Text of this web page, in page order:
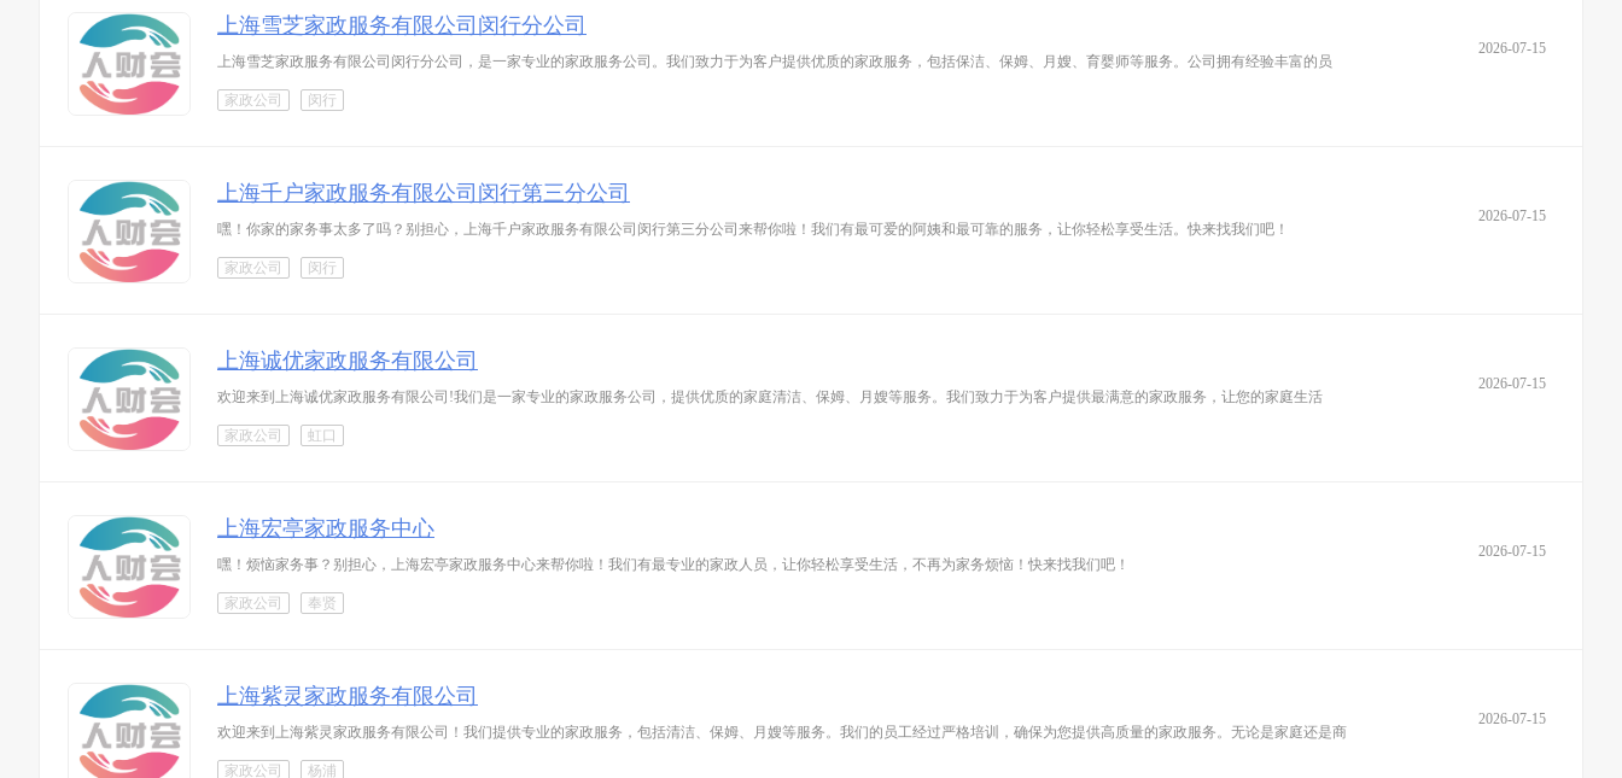
2026-07-15
上海雪芝家政服务有限公司闵行分公司
上海雪芝家政服务有限公司闵行分公司，是一家专业的家政服务公司。我们致力于为客户提供优质的家政服务，包括保洁、保姆、月嫂、育婴师等服务。公司拥有经验丰富的员
家政公司 闵行
2026-07-15
上海千户家政服务有限公司闵行第三分公司
嘿！你家的家务事太多了吗？别担心，上海千户家政服务有限公司闵行第三分公司来帮你啦！我们有最可爱的阿姨和最可靠的服务，让你轻松享受生活。快来找我们吧！
家政公司 闵行
2026-07-15
上海诚优家政服务有限公司
欢迎来到上海诚优家政服务有限公司!我们是一家专业的家政服务公司，提供优质的家庭清洁、保姆、月嫂等服务。我们致力于为客户提供最满意的家政服务，让您的家庭生活
家政公司 虹口
2026-07-15
上海宏亭家政服务中心
嘿！烦恼家务事？别担心，上海宏亭家政服务中心来帮你啦！我们有最专业的家政人员，让你轻松享受生活，不再为家务烦恼！快来找我们吧！
家政公司 奉贤
2026-07-15
上海紫灵家政服务有限公司
欢迎来到上海紫灵家政服务有限公司！我们提供专业的家政服务，包括清洁、保姆、月嫂等服务。我们的员工经过严格培训，确保为您提供高质量的家政服务。无论是家庭还是商
家政公司 杨浦